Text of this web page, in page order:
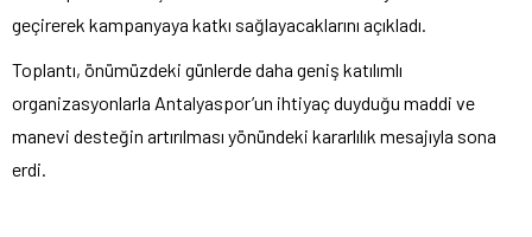
geçirerek kampanyaya katkı sağlayacaklarını açıkladı.
Toplantı, önümüzdeki günlerde daha geniş katılımlı
organizasyonlarla Antalyaspor’un ihtiyaç duyduğu maddi ve
manevi desteğin artırılması yönündeki kararlılık mesajıyla sona
erdi.